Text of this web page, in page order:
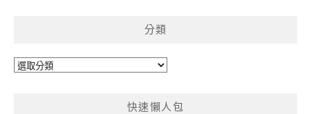
分類
分
快速懶人包